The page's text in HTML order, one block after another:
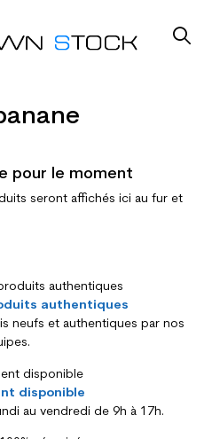
pour le moment
seront affichés ici au fur et
authentiques
neufs et authentiques par nos
disponible
au vendredi de 9h à 17h.